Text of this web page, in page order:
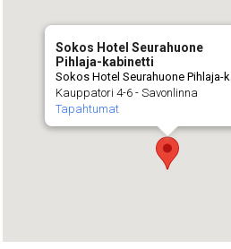
Sokos Hotel Seurahuone
Pihlaja-kabinetti
Sokos Hotel Seurahuone Pihlaja-
Kauppatori 4-6 - Savonlinna
Tapahtumat